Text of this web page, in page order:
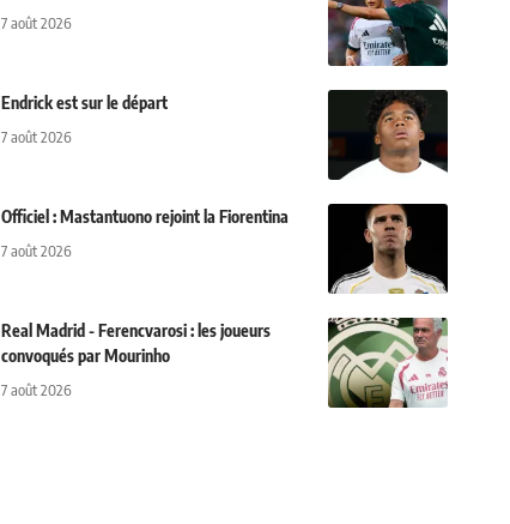
7 août 2026
Endrick est sur le départ
7 août 2026
Officiel : Mastantuono rejoint la Fiorentina
7 août 2026
Real Madrid - Ferencvarosi : les joueurs
convoqués par Mourinho
7 août 2026